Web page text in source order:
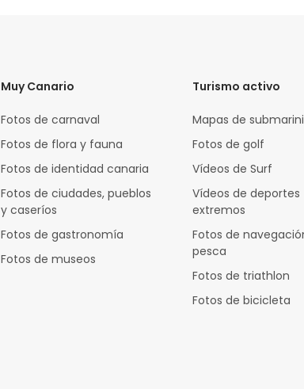
Muy Canario
Fotos de carnaval
Fotos de flora y fauna
Fotos de identidad canaria
Fotos de ciudades, pueblos
y caseríos
Fotos de gastronomía
Fotos de museos
Turismo activo
Mapas de
Fotos de golf
Vídeos de Surf
Vídeos de deportes
extremos
Fotos de
pesca
Fotos de triathlon
Fotos de bicicleta